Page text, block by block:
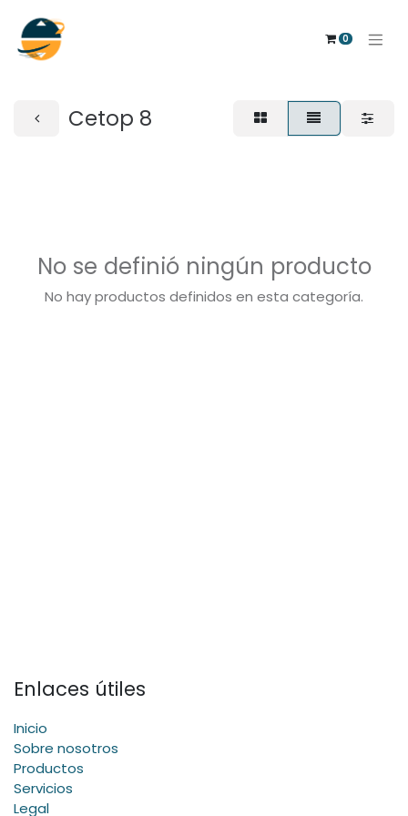
0
Cetop 8
No se definió ningún producto
No hay productos definidos en esta categoría.
Enlaces útiles
Inicio
Sobre nosotros
Productos
Servicios
Legal